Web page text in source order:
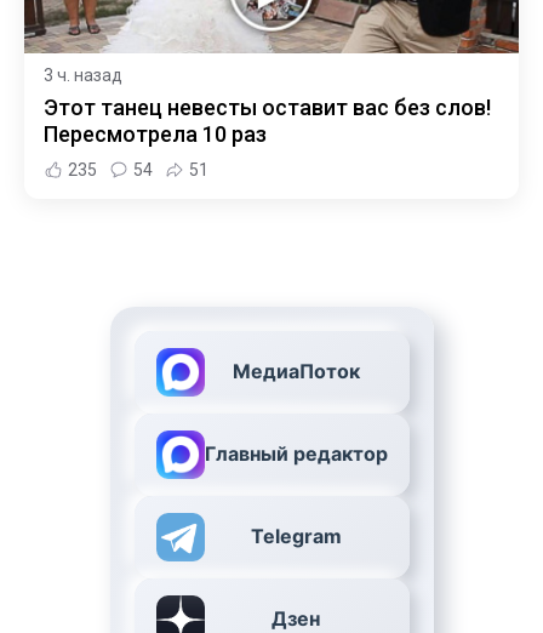
3 ч. назад
Этот танец невесты оставит вас без слов!
Пересмотрела 10 раз
235 54 51
МедиаПоток
Главный редактор
Telegram
Дзен